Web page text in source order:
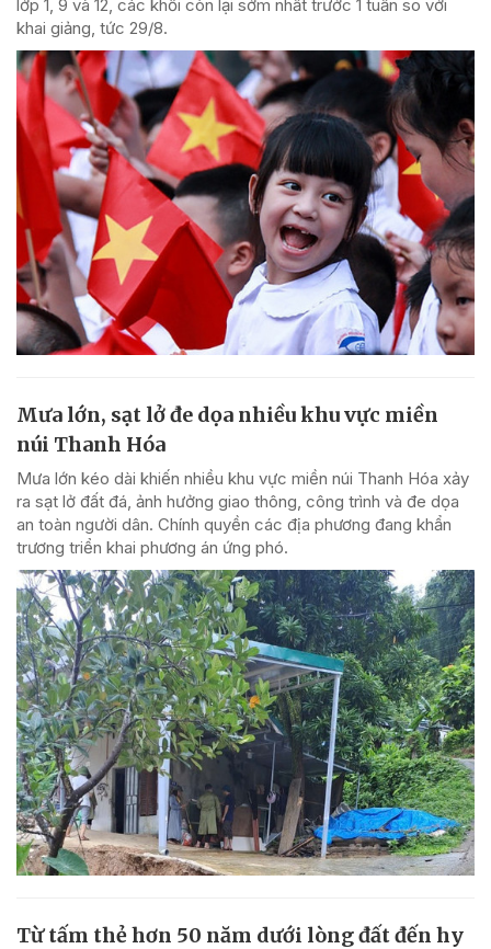
lớp 1, 9 và 12, các khối còn lại sớm nhất trước 1 tuần so với
khai giảng, tức 29/8.
Mưa lớn, sạt lở đe dọa nhiều khu vực miền
núi Thanh Hóa
Mưa lớn kéo dài khiến nhiều khu vực miền núi Thanh Hóa xảy
ra sạt lở đất đá, ảnh hưởng giao thông, công trình và đe dọa
an toàn người dân. Chính quyền các địa phương đang khẩn
trương triển khai phương án ứng phó.
Từ tấm thẻ hơn 50 năm dưới lòng đất đến hy